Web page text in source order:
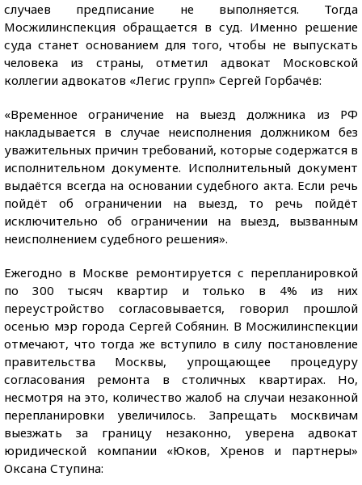
случаев предписание не выполняется. Тогда
Мосжилинспекция обращается в суд. Именно решение
суда станет основанием для того, чтобы не выпускать
человека из страны, отметил адвокат Московской
коллегии адвокатов «Легис групп» Сергей Горбачёв:
«Временное ограничение на выезд должника из РФ
накладывается в случае неисполнения должником без
уважительных причин требований, которые содержатся в
исполнительном документе. Исполнительный документ
выдаётся всегда на основании судебного акта. Если речь
пойдёт об ограничении на выезд, то речь пойдёт
исключительно об ограничении на выезд, вызванным
неисполнением судебного решения».
Ежегодно в Москве ремонтируется с перепланировкой
по 300 тысяч квартир и только в 4% из них
переустройство согласовывается, говорил прошлой
осенью мэр города Сергей Собянин. В Мосжилинспекции
отмечают, что тогда же вступило в силу постановление
правительства Москвы, упрощающее процедуру
согласования ремонта в столичных квартирах. Но,
несмотря на это, количество жалоб на случаи незаконной
перепланировки увеличилось. Запрещать москвичам
выезжать за границу незаконно, уверена адвокат
юридической компании «Юков, Хренов и партнеры»
Оксана Ступина: